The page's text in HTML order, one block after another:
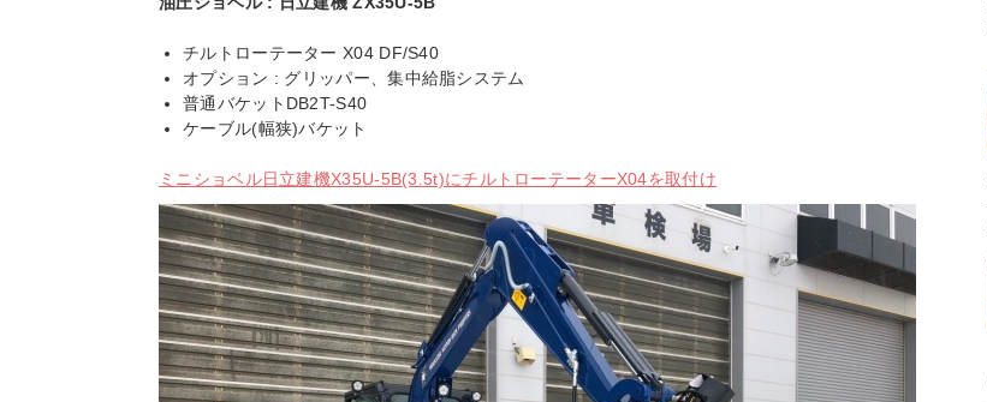
チルトローテーター X04 DF/S40
オプション : グリッパー、集中給脂システム
普通バケットDB2T-S40
ケーブル(幅狭)バケット
ミニショベル日立建機X35U-5B(3.5t)にチルトローテーターX04を取付け